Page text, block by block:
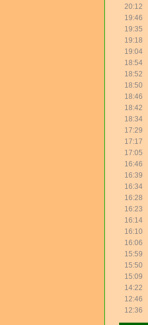
20:12
19:46
19:35
19:18
19:04
18:54
18:52
18:50
18:46
18:42
18:34
17:29
17:17
17:05
16:46
16:39
16:34
16:28
16:23
16:14
16:10
16:06
15:59
15:50
15:09
14:22
12:46
12:36